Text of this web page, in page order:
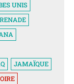
UNIS
JAMAÏQUE